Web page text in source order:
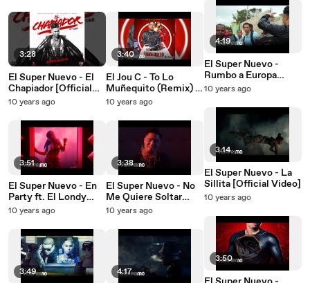
Musicologo [Official
Audio]
3:28
El Super Nuevo - El
Chapiador [Official
Audio]
10 years ago
3:51
El Super Nuevo - En
Party ft. El Londy
[Official Video]
10 years ago
3:49
3:40
El Jou C - To Lo
Muñequito (Remix) ft
El Super Nuevo
10 years ago
3:38
El Super Nuevo - No
Me Quiere Soltar
[Official Video]
10 years ago
4:17
4:19
El Super Nuevo -
Rumbo a Europa
(Despedida) [Behind
10 years ago
3:14
El Super Nuevo - La
Sillita [Official Video]
10 years ago
3:50